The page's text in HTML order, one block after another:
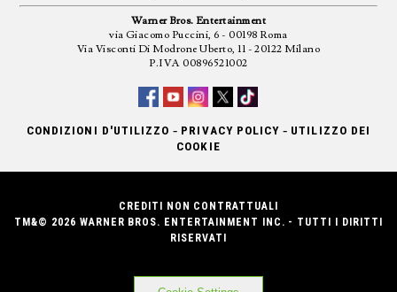
Warner Bros. Entertainment
via Giacomo Puccini, 6 - 00198 Roma
Via Visconti Di Modrone Uberto, 11 - 20122 Milano
P.IVA 00896521002
CONDIZIONI D'UTILIZZO - PRIVACY POLICY - UTILIZZO DEI
COOKIE
CREDITI NON CONTRATTUALI
TM&© 2026 WARNER BROS. ENTERTAINMENT INC. - TUTTI I DIRITTI
RISERVATI